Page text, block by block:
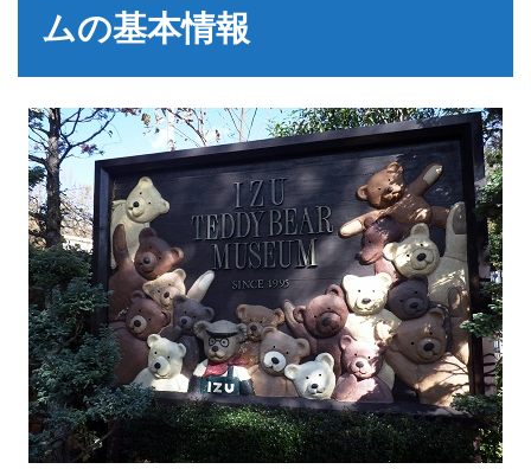
ムの基本情報